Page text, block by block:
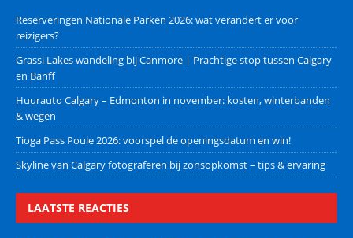
Reserveringen Nationale Parken 2026: wat verandert er voor
reizigers?
Grassi Lakes wandeling bij Canmore | Prachtige stop tussen Calgary
en Banff
Huurauto Calgary – Edmonton in november: kosten, winterbanden
& wegen
Tioga Pass Poule 2026: voorspel de openingsdatum en win!
Skyline van Calgary fotograferen bij zonsopkomst – tips & ervaring
LAATSTE REACTIES